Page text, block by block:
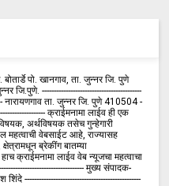
पो. खानगाव, ता. जुन्नर जि. पुणे
जि.पुणे. ------------------------------------------
नारायणगाव ता. जुन्नर जि. पुणे 410504 -
क्राईमनामा लाईव ही एक
अर्थविषयक तसेच गुन्हेगारी
महत्वाची वेबसाईट आहे, राज्यासह
ब्रेकींग बातम्या
क्राईमनामा लाईव वेब न्यूजचा महत्वाचा
मुख्य संपादक-
-------------------------------------------------